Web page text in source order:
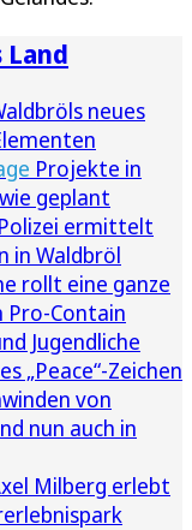
Land
neues
Projekte in
geplant
Polizei ermittelt
in Waldbröl
rollt eine ganze
Pro-Contain
Jugendliche
„Peace“-Zeichen
von
nun auch in
Milberg erlebt